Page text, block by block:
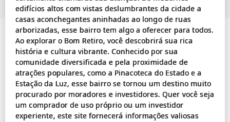
edifícios altos com vistas deslumbrantes da cidade a
casas aconchegantes aninhadas ao longo de ruas
arborizadas, esse bairro tem algo a oferecer para todos.
Ao explorar o Bom Retiro, você descobrirá sua rica
história e cultura vibrante. Conhecido por sua
comunidade diversificada e pela proximidade de
atrações populares, como a Pinacoteca do Estado e a
Estação da Luz, esse bairro se tornou um destino muito
procurado por moradores e investidores. Quer você seja
um comprador de uso próprio ou um investidor
experiente, este site fornecerá informações valiosas